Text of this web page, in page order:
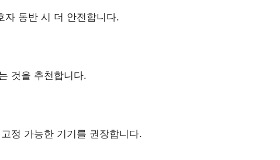
동반 시 더 안전합니다.
것을 추천합니다.
정 가능한 기기를 권장합니다.